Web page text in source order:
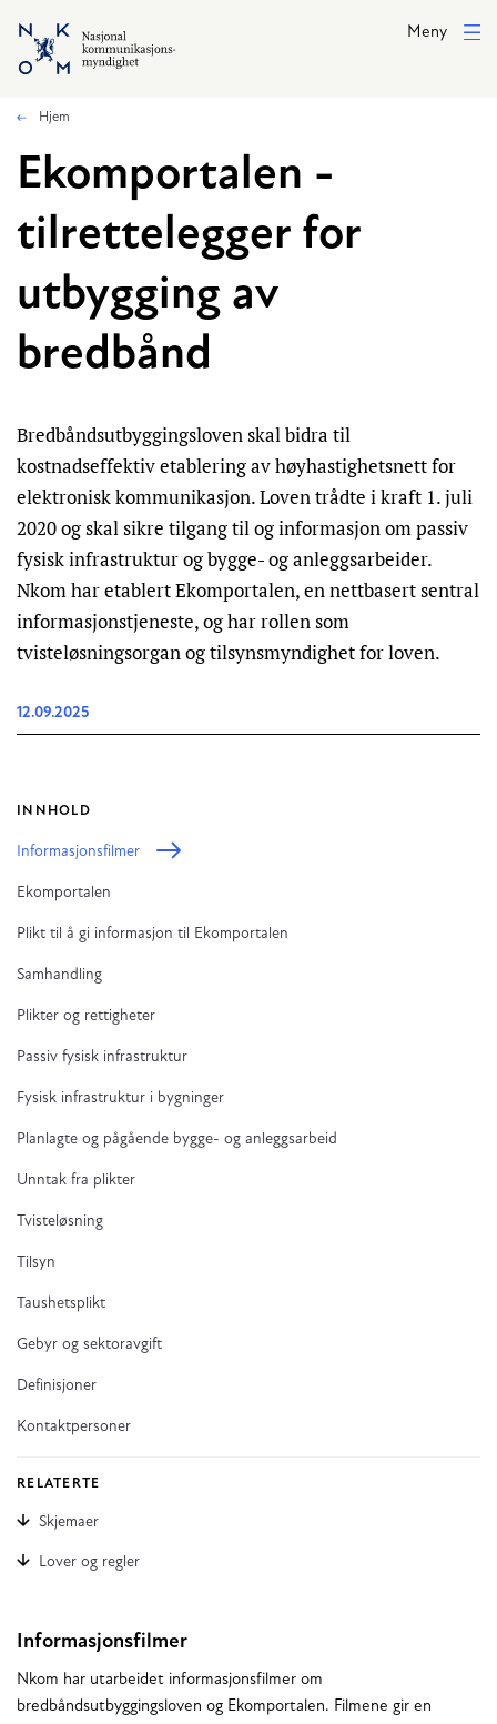
Hopp til hovedinnhold
Meny
Hjem
Ekomportalen -
tilrettelegger for
utbygging av
bredbånd
Bredbåndsutbyggingsloven skal bidra til
kostnadseffektiv etablering av høyhastighetsnett for
elektronisk kommunikasjon. Loven trådte i kraft 1. juli
2020 og skal sikre tilgang til og informasjon om passiv
fysisk infrastruktur og bygge- og anleggsarbeider.
Nkom har etablert Ekomportalen, en nettbasert sentral
informasjonstjeneste, og har rollen som
tvisteløsningsorgan og tilsynsmyndighet for loven.
12.09.2025
INNHOLD
Informasjonsfilmer
Ekomportalen
Plikt til å gi informasjon til Ekomportalen
Samhandling
Plikter og rettigheter
Passiv fysisk infrastruktur
Fysisk infrastruktur i bygninger
Planlagte og pågående bygge- og anleggsarbeid
Unntak fra plikter
Tvisteløsning
Tilsyn
Taushetsplikt
Gebyr og sektoravgift
Definisjoner
Kontaktpersoner
RELATERTE
Skjemaer
Lover og regler
Informasjonsfilmer
Nkom har utarbeidet informasjonsfilmer om
bredbåndsutbyggingsloven og Ekomportalen. Filmene gir en